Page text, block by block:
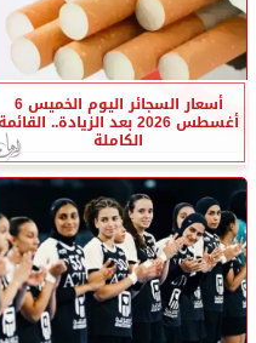
أسعار السجائر اليوم الخميس 6
أغسطس 2026 بعد الزيادة..
الكاملة